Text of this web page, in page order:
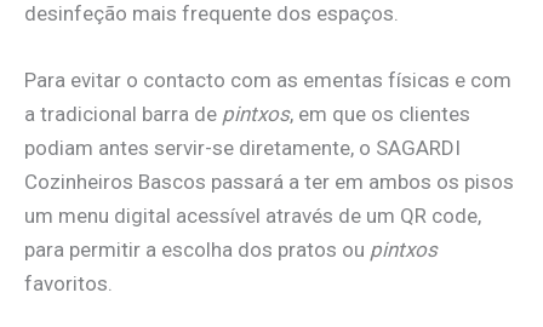
desinfeção mais frequente dos espaços.
Para evitar o contacto com as ementas físicas e com
a tradicional barra de pintxos, em que os clientes
podiam antes servir-se diretamente, o SAGARDI
Cozinheiros Bascos passará a ter em ambos os pisos
um menu digital acessível através de um QR code,
para permitir a escolha dos pratos ou pintxos
favoritos.